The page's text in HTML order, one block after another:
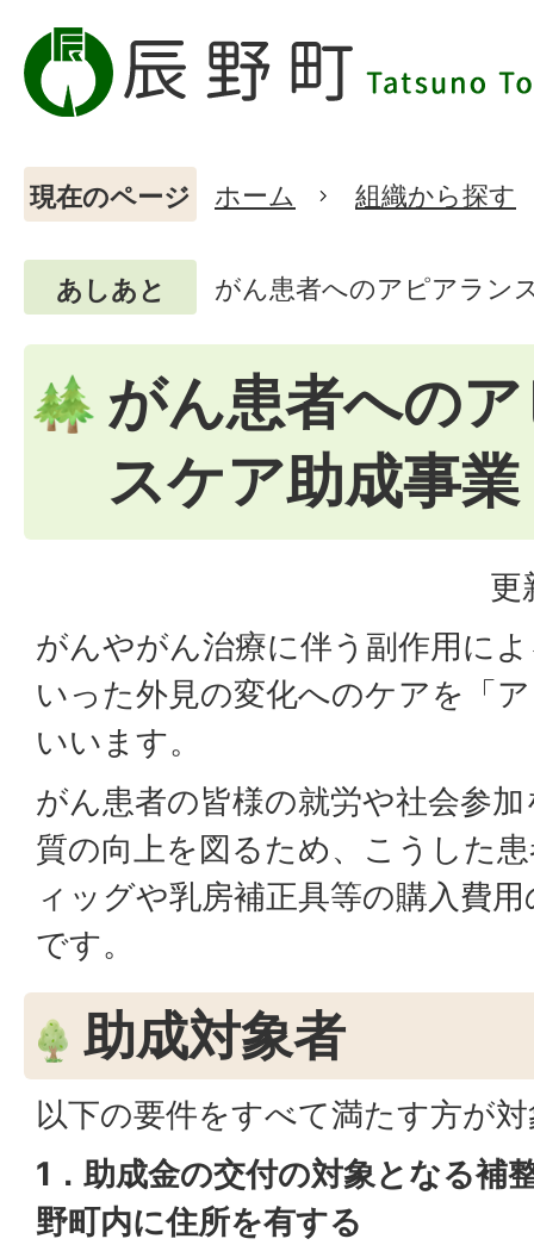
現在のページ ホーム 組織から探す
あしあと がん患者へのアピアラン
がん患者への
スケア助成事業
更
がんやがん治療に伴う副作用に
いった外見の変化へのケアを「
いいます。
がん患者の皆様の就労や社会参
質の向上を図るため、こうした
ィッグや乳房補正具等の購入費
です。
助成対象者
以下の要件をすべて満たす方が
1．助成金の交付の対象となる補
野町内に住所を有する